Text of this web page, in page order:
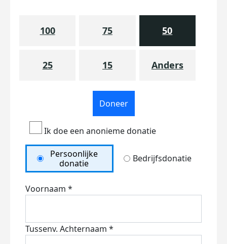
100 75 50
25 15 Anders
Doneer
Ik doe een anonieme donatie
Persoonlijke
donatie
Bedrijfsdonatie
Voornaam *
Tussenv. Achternaam *